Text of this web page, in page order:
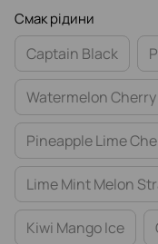
Смак рідини
Captain Black
Watermelon
Pineapple Lime
Lime Mint Melon
Kiwi Mango Ice